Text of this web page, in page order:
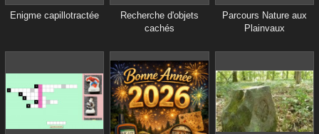
Enigme capillotractée
Recherche d'objets
cachés
Parcours Nature aux
Plainvaux